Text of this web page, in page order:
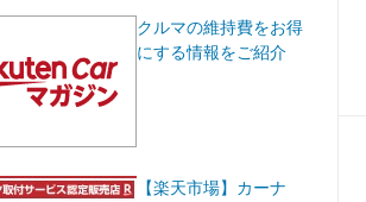
クルマの維持費をお得
にする情報をご紹介
【楽天市場】カーナ